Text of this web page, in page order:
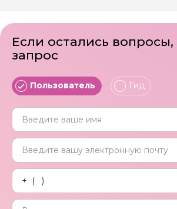
Если остались вопросы,
запрос
Пользователь Гид